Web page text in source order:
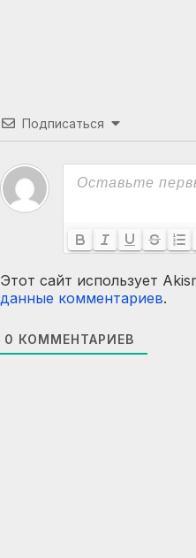
Подписаться
Этот сайт использует
данные комментариев.
0 КОММЕНТАРИЕВ